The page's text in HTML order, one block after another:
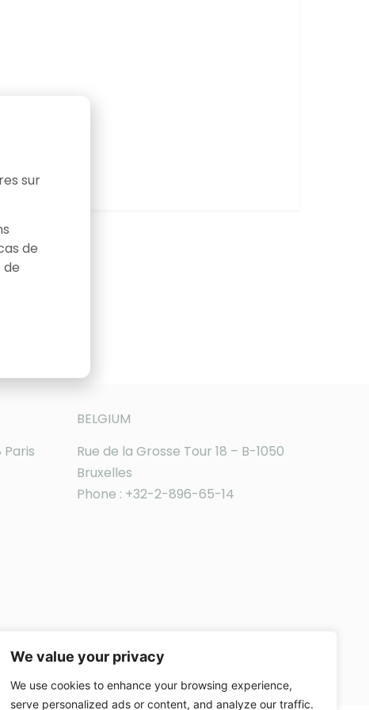
We value your privacy
We use cookies to enhance your browsing experience,
serve personalized ads or content, and analyze our traffic.
BELGIUM
Rue de la Grosse Tour 18 – B-1050
Bruxelles
Phone : +32-2-896-65-14
sur
de
de